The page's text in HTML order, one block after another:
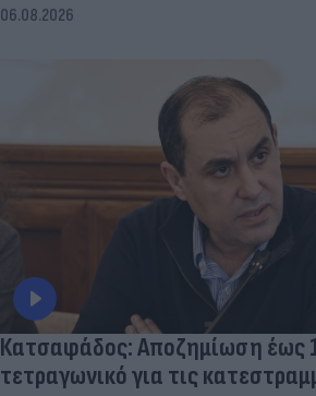
06.08.2026
Κατσαφάδος: Αποζημίωση έως
τετραγωνικό για τις